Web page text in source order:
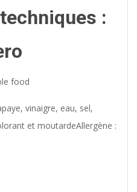
:
food
vinaigre, eau, sel,
et moutardeAllergène :